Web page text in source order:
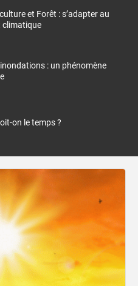
et Forêt : s’adapter au
climatique
: un phénomène
on le temps ?